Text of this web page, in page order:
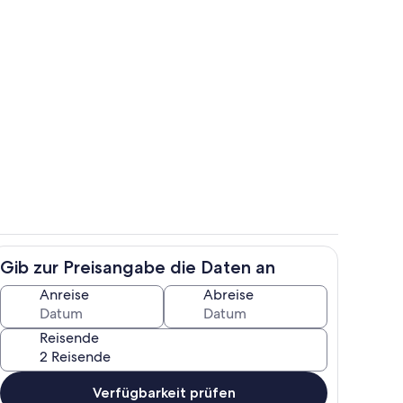
Eigene Küche
Gib zur Preisangabe die Daten an
Anreise Abreise
Reisende
Verfügbarkeit prüfen